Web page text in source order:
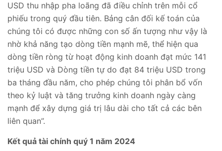
USD thu nhập pha loãng đã điều chỉnh trên mỗi cổ
phiếu trong quý đầu tiên. Bảng cân đối kế toán của
chúng tôi có được những con số ấn tượng như vậy là
nhờ khả năng tạo dòng tiền mạnh mẽ, thể hiện qua
dòng tiền ròng từ hoạt động kinh doanh đạt mức 141
triệu USD và Dòng tiền tự do đạt 84 triệu USD trong
ba tháng đầu năm, cho phép chúng tôi phân bổ vốn
theo kỷ luật và tăng trưởng kinh doanh ngày càng
mạnh để xây dựng giá trị lâu dài cho tất cả các bên
liên quan”.
Kết quả tài chính quý 1 năm 2024